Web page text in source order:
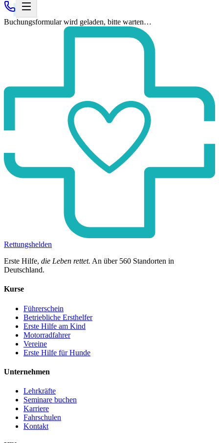
Buchungsformular wird geladen, bitte warten…
Rettungshelden
Erste Hilfe, die Leben rettet. An über 560 Standorten in
Deutschland.
Kurse
Führerschein
Betriebliche Ersthelfer
Erste Hilfe am Kind
Motorradfahrer
Vereine
Erste Hilfe für Hunde
Unternehmen
Lehrkräfte
Seminare buchen
Karriere
Fahrschulen
Kontakt